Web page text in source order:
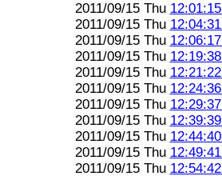
2011/09/15 Thu 12:01:15
2011/09/15 Thu 12:04:31
2011/09/15 Thu 12:06:17
2011/09/15 Thu 12:19:38
2011/09/15 Thu 12:21:22
2011/09/15 Thu 12:24:36
2011/09/15 Thu 12:29:37
2011/09/15 Thu 12:39:39
2011/09/15 Thu 12:44:40
2011/09/15 Thu 12:49:41
2011/09/15 Thu 12:54:42